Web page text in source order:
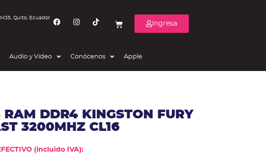
M35, Quito, Ecuador
Ingresa
Audio y Video Conócenos Apple
RAM DDR4 KINGSTON FURY
3200MHZ CL16
(incluido IVA):